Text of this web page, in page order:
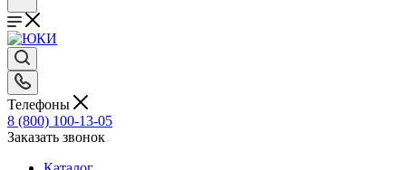
Телефоны
8 (800) 100-13-05
Заказать звонок